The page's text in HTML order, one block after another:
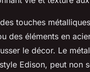
touches
des éléments en
le décor. Le
Edison, peut non